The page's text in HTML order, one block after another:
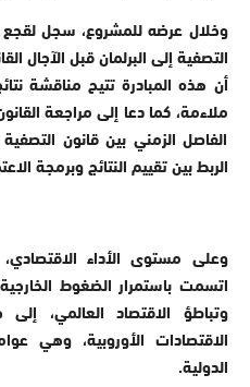
وخلال عرضه للمشروع، سجل
التصفية إلى البرلمان قبل الآجال
أن هذه المبادرة تتيح مناقشة
ملاءمة، كما دعا إلى مراجعة
الفاصل الزمني بين قانون
الربط بين تقييم النتائج وبرمجة
اتسمت باستمرار الضغوط
وتباطؤ الاقتصاد العالمي،
الاقتصادات الأوروبية، وهي
الدولية.